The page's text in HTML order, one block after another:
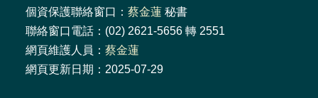
個資保護聯絡窗口： 蔡金蓮 秘書
聯絡窗口電話：(02) 2621-5656 轉 2551
網頁維護人員： 蔡金蓮
網頁更新日期：2025-07-29